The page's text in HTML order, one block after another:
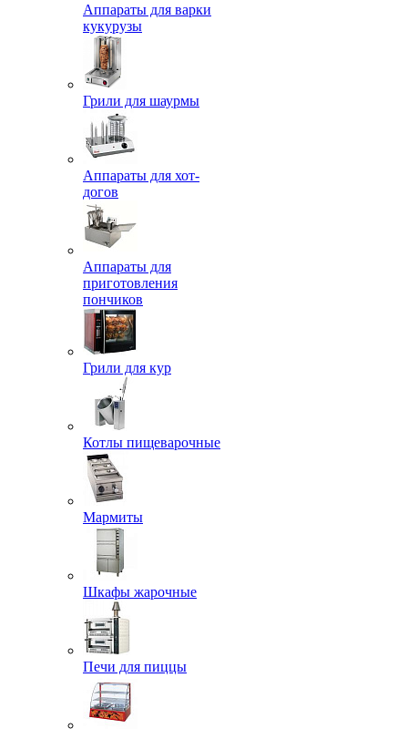
Аппараты для варки
кукурузы
Грили для шаурмы
Аппараты для хот-
догов
Аппараты для
приготовления
пончиков
Грили для кур
Котлы пищеварочные
Мармиты
Шкафы жарочные
Печи для пиццы